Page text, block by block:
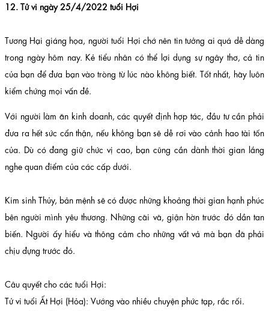
12. Tử vi ngày 25/4/2022 tuổi Hợi
Tương Hại giáng họa, người tuổi Hợi chớ nên tin tưởng ai quá dễ dàng
trong ngày hôm nay. Kẻ tiểu nhân có thể lợi dụng sự ngây thơ, cả tin
của bạn để đưa bạn vào tròng từ lúc nào không biết. Tốt nhất, hãy luôn
kiểm chứng mọi vấn đề.
Với người làm ăn kinh doanh, các quyết định hợp tác, đầu tư cần phải
đưa ra hết sức cẩn thận, nếu không bạn sẽ dễ rơi vào cảnh hao tài tốn
của. Dù có đang giữ chức vị cao, bạn cũng cần dành thời gian lắng
nghe quan điểm của các cấp dưới.
Kim sinh Thủy, bản mệnh sẽ có được những khoảng thời gian hạnh phúc
bên người mình yêu thương. Những cãi vã, giận hờn trước đó dần tan
biến. Người ấy hiểu và thông cảm cho những vất vả mà bạn đã phải
chịu đựng trước đó.
Câu quyết cho các tuổi Hợi:
Tử vi tuổi Ất Hợi (Hỏa): Vướng vào nhiều chuyện phức tạp, rắc rối.